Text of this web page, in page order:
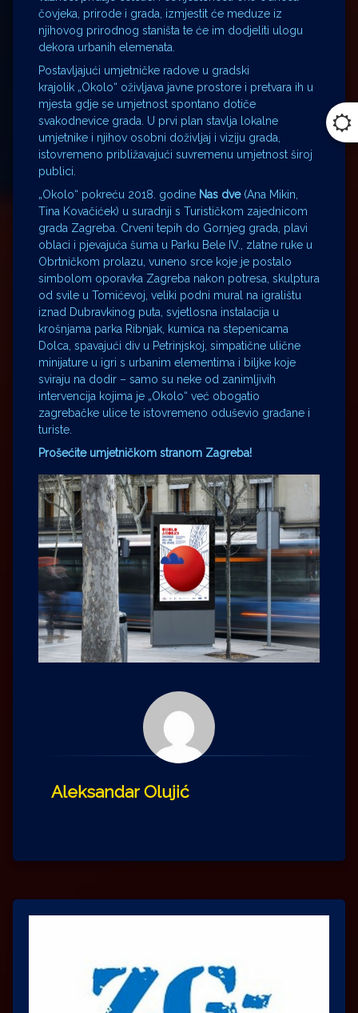
čovjeka, prirode i grada, izmjestit će meduze iz
njihovog prirodnog staništa te će im dodjeliti ulogu
dekora urbanih elemenata.
Postavljajući umjetničke radove u gradski
krajolik „Okolo“ oživljava javne prostore i pretvara ih u
mjesta gdje se umjetnost spontano dotiče
svakodnevice grada. U prvi plan stavlja lokalne
umjetnike i njihov osobni doživljaj i viziju grada,
istovremeno približavajući suvremenu umjetnost široj
publici.
„Okolo“ pokreću 2018. godine Nas dve(Ana Mikin,
Tina Kovačićek) u suradnji s Turističkom zajednicom
grada Zagreba. Crveni tepih do Gornjeg grada, plavi
oblaci i pjevajuća šuma u Parku Bele IV., zlatne ruke u
Obrtničkom prolazu, vuneno srce koje je postalo
simbolom oporavka Zagreba nakon potresa, skulptura
od svile u Tomićevoj, veliki podni mural na igralištu
iznad Dubravkinog puta, svjetlosna instalacija u
krošnjama parka Ribnjak, kumica na stepenicama
Dolca, spavajući div u Petrinjskoj, simpatične ulične
minijature u igri s urbanim elementima i biljke koje
sviraju na dodir – samo su neke od zanimljivih
intervencija kojima je „Okolo“ već obogatio
zagrebačke ulice te istovremeno oduševio građane i
turiste.
Prošećite umjetničkom stranom Zagreba!
Aleksandar Olujić